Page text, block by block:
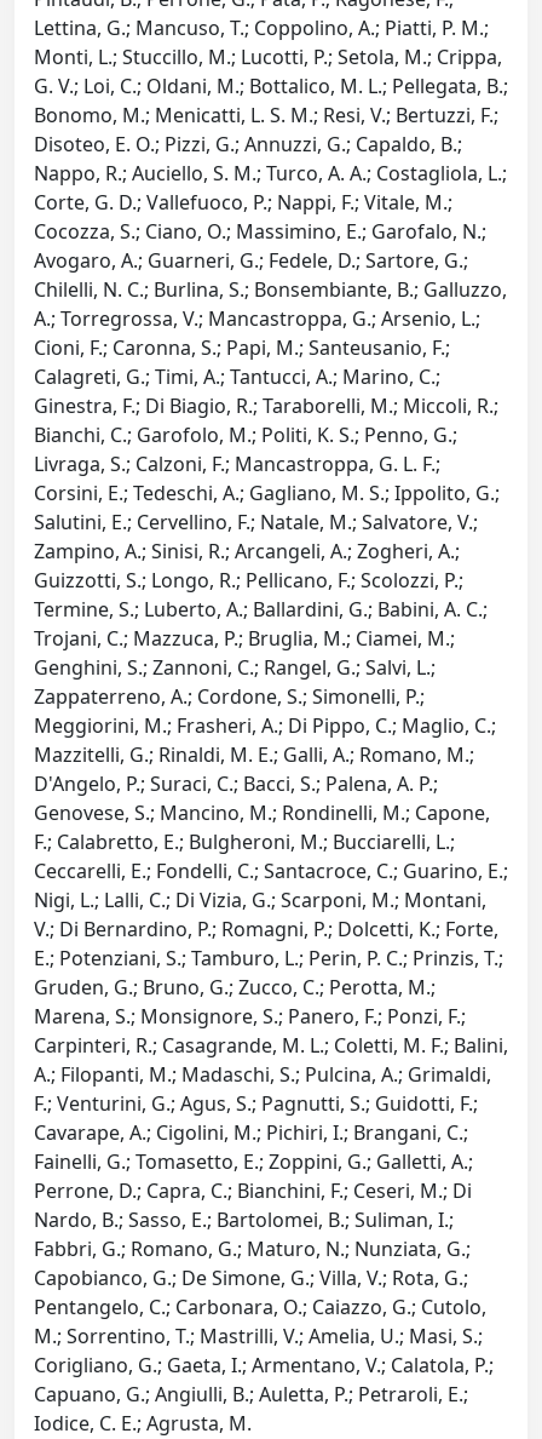
Lettina, G.; Mancuso, T.; Coppolino, A.; Piatti, P. M.;
Monti, L.; Stuccillo, M.; Lucotti, P.; Setola, M.; Crippa,
G. V.; Loi, C.; Oldani, M.; Bottalico, M. L.; Pellegata, B.;
Bonomo, M.; Menicatti, L. S. M.; Resi, V.; Bertuzzi, F.;
Disoteo, E. O.; Pizzi, G.; Annuzzi, G.; Capaldo, B.;
Nappo, R.; Auciello, S. M.; Turco, A. A.; Costagliola, L.;
Corte, G. D.; Vallefuoco, P.; Nappi, F.; Vitale, M.;
Cocozza, S.; Ciano, O.; Massimino, E.; Garofalo, N.;
Avogaro, A.; Guarneri, G.; Fedele, D.; Sartore, G.;
Chilelli, N. C.; Burlina, S.; Bonsembiante, B.; Galluzzo,
A.; Torregrossa, V.; Mancastroppa, G.; Arsenio, L.;
Cioni, F.; Caronna, S.; Papi, M.; Santeusanio, F.;
Calagreti, G.; Timi, A.; Tantucci, A.; Marino, C.;
Ginestra, F.; Di Biagio, R.; Taraborelli, M.; Miccoli, R.;
Bianchi, C.; Garofolo, M.; Politi, K. S.; Penno, G.;
Livraga, S.; Calzoni, F.; Mancastroppa, G. L. F.;
Corsini, E.; Tedeschi, A.; Gagliano, M. S.; Ippolito, G.;
Salutini, E.; Cervellino, F.; Natale, M.; Salvatore, V.;
Zampino, A.; Sinisi, R.; Arcangeli, A.; Zogheri, A.;
Guizzotti, S.; Longo, R.; Pellicano, F.; Scolozzi, P.;
Termine, S.; Luberto, A.; Ballardini, G.; Babini, A. C.;
Trojani, C.; Mazzuca, P.; Bruglia, M.; Ciamei, M.;
Genghini, S.; Zannoni, C.; Rangel, G.; Salvi, L.;
Zappaterreno, A.; Cordone, S.; Simonelli, P.;
Meggiorini, M.; Frasheri, A.; Di Pippo, C.; Maglio, C.;
Mazzitelli, G.; Rinaldi, M. E.; Galli, A.; Romano, M.;
D'Angelo, P.; Suraci, C.; Bacci, S.; Palena, A. P.;
Genovese, S.; Mancino, M.; Rondinelli, M.; Capone,
F.; Calabretto, E.; Bulgheroni, M.; Bucciarelli, L.;
Ceccarelli, E.; Fondelli, C.; Santacroce, C.; Guarino, E.;
Nigi, L.; Lalli, C.; Di Vizia, G.; Scarponi, M.; Montani,
V.; Di Bernardino, P.; Romagni, P.; Dolcetti, K.; Forte,
E.; Potenziani, S.; Tamburo, L.; Perin, P. C.; Prinzis, T.;
Gruden, G.; Bruno, G.; Zucco, C.; Perotta, M.;
Marena, S.; Monsignore, S.; Panero, F.; Ponzi, F.;
Carpinteri, R.; Casagrande, M. L.; Coletti, M. F.; Balini,
A.; Filopanti, M.; Madaschi, S.; Pulcina, A.; Grimaldi,
F.; Venturini, G.; Agus, S.; Pagnutti, S.; Guidotti, F.;
Cavarape, A.; Cigolini, M.; Pichiri, I.; Brangani, C.;
Fainelli, G.; Tomasetto, E.; Zoppini, G.; Galletti, A.;
Perrone, D.; Capra, C.; Bianchini, F.; Ceseri, M.; Di
Nardo, B.; Sasso, E.; Bartolomei, B.; Suliman, I.;
Fabbri, G.; Romano, G.; Maturo, N.; Nunziata, G.;
Capobianco, G.; De Simone, G.; Villa, V.; Rota, G.;
Pentangelo, C.; Carbonara, O.; Caiazzo, G.; Cutolo,
M.; Sorrentino, T.; Mastrilli, V.; Amelia, U.; Masi, S.;
Corigliano, G.; Gaeta, I.; Armentano, V.; Calatola, P.;
Capuano, G.; Angiulli, B.; Auletta, P.; Petraroli, E.;
Iodice, C. E.; Agrusta, M.